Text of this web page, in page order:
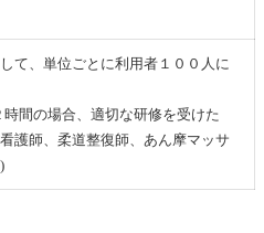
て、単位ごとに利用者１００人に
時間の場合、適切な研修を受けた
護師、柔道整復師、あん摩マッサ